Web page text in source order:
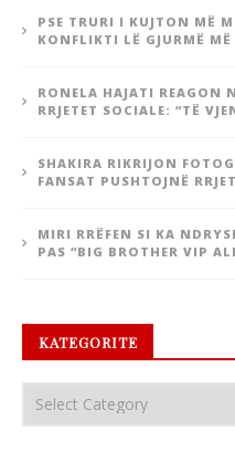
PSE TRURI I KUJTON MË
KONFLIKTI LË GJURMË MË
RONELA HAJATI REAGON
RRJETET SOCIALE: “TË
SHAKIRA RIKRIJON
FANSAT PUSHTOJNË
MIRI RRËFEN SI KA
PAS “BIG BROTHER VIP
KATEGORITE